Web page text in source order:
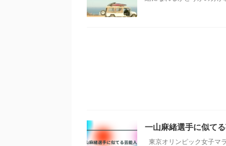
一山麻緒選手に似て
東京オリンピック女子マ